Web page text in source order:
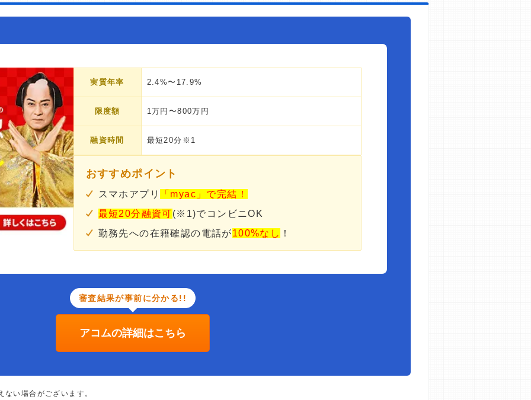
実質年率 2.4%〜17.9%
限度額 1万円〜800万円
融資時間 最短20分※1
おすすめポイント
スマホアプリ
「myac」で完結！
最短20分融資可(※1)でコンビニOK
勤務先への在籍確認の電話が100%なし ！
審査結果が事前に分かる!!
アコムの詳細はこちら
い場合がございます。